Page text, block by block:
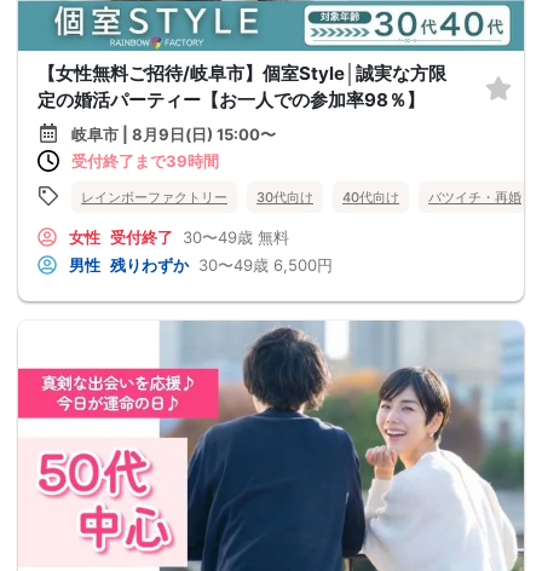
【女性無料ご招待/岐阜市】個室Style│誠実な方限
定の婚活パーティー【お一人での参加率98％】
岐阜市 | 8月9日(日) 15:00〜
受付終了まで39時間
レインボーファクトリー 30代向け 40代向け バツイチ・再婚
女性 受付終了 30〜49歳 無料
男性 残りわずか 30〜49歳 6,500円